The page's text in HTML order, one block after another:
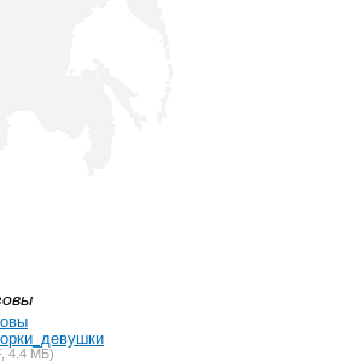
4.4 MБ)